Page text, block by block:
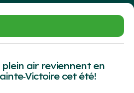
plein air reviennent en
cet été!